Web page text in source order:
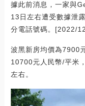
據此前消息，一家與
13日左右遭受數據泄
分電話號碼。[2022/
波黑新房均價為7900
10700元人民幣/平米
左右。